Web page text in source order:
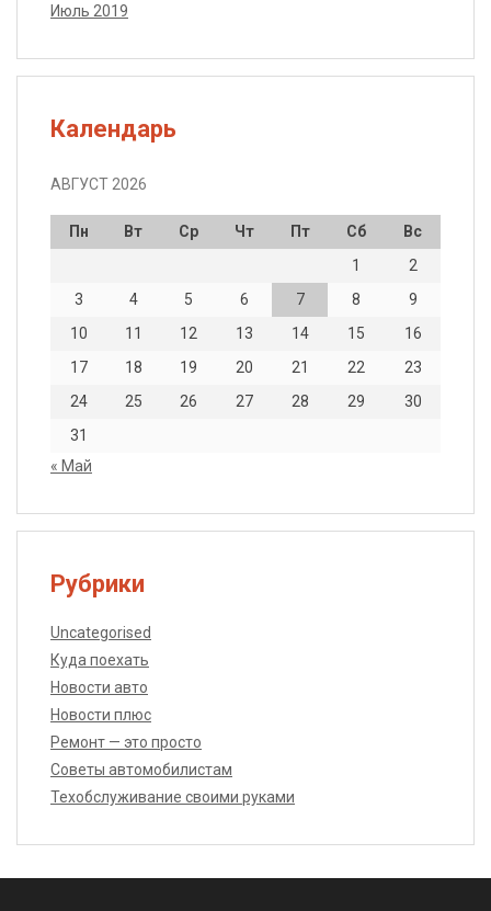
Июль 2019
Календарь
АВГУСТ 2026
Пн Вт Ср Чт Пт Сб
Вс
1
2
3
4 5 6 7 8
9
10
11 12 13 14 15
16
17
18 19 20 21 22
23
24
25 26 27 28 29
30
31
« Май
Рубрики
Uncategorised
Куда поехать
Новости авто
Новости плюс
Ремонт — это просто
Советы автомобилистам
Техобслуживание своими руками